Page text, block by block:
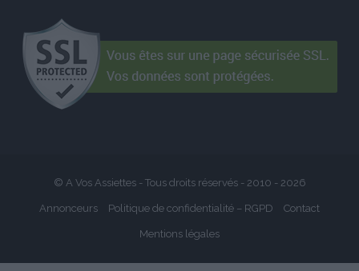
© A Vos Assiettes - Tous droits réservés - 2010 - 2026
Annonceurs Politique de confidentialité – RGPD Contact
Mentions légales